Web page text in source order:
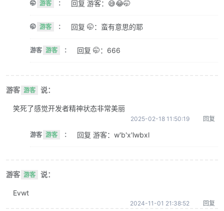
🤭 游客 ： 回复 游客：😅😂🤭
🤭 游客 ： 回复 🤭：蛮有意思的耶
游客 游客 ： 回复 🤭：666
游客 游客 说：
笑死了感觉开发者精神状态非常美丽
2025-02-18 11:50:19 回复
游客 游客 ： 回复 游客：w'b'x'lwbxl
游客 游客 说：
Evwt
2024-11-01 21:38:52 回复